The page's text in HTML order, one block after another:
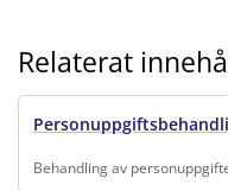
Relaterat
Behandling av